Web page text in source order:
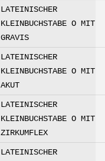
LATEINISCHER
KLEINBUCHSTABE O MIT
GRAVIS
LATEINISCHER
KLEINBUCHSTABE O MIT
AKUT
LATEINISCHER
KLEINBUCHSTABE O MIT
ZIRKUMFLEX
LATEINISCHER